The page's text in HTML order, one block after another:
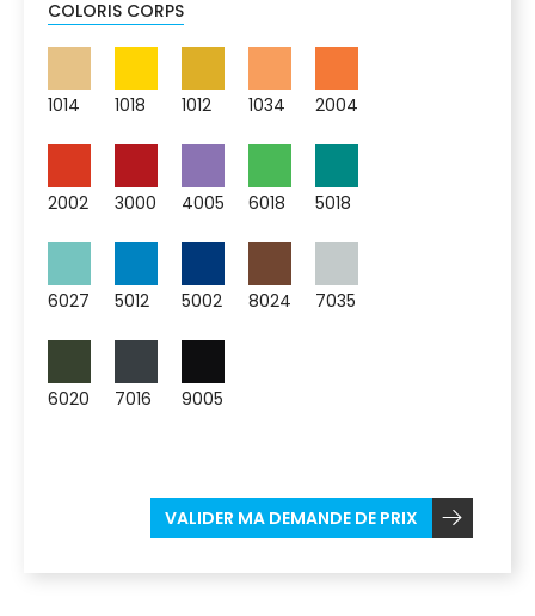
COLORIS CORPS
1014 1018 1012 1034 2004
2002 3000 4005 6018 5018
6027 5012 5002 8024 7035
6020 7016 9005
VALIDER MA DEMANDE DE PRIX